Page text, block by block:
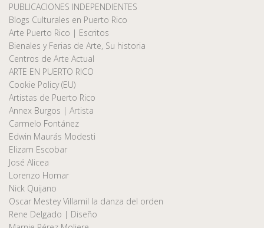
PUBLICACIONES INDEPENDIENTES
Blogs Culturales en Puerto Rico
Arte Puerto Rico | Escritos
Bienales y Ferias de Arte, Su historia
Centros de Arte Actual
ARTE EN PUERTO RICO
Cookie Policy (EU)
Artistas de Puerto Rico
Annex Burgos | Artista
Carmelo Fontánez
Edwin Maurás Modesti
Elizam Escobar
José Alicea
Lorenzo Homar
Nick Quijano
Oscar Mestey Villamil la danza del orden
Rene Delgado | Diseño